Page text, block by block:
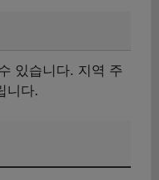
있습니다. 지역 주
니다.